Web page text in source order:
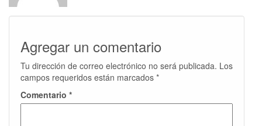
Agregar un comentario
Tu dirección de correo electrónico no será publicada. Los
campos requeridos están marcados *
Comentario *